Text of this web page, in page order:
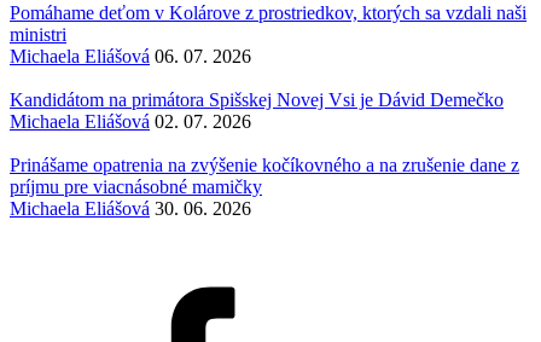
Pomáhame deťom v Kolárove z prostriedkov, ktorých sa vzdali naši
ministri
Michaela Eliášová 06. 07. 2026
Kandidátom na primátora Spišskej Novej Vsi je Dávid Demečko
Michaela Eliášová 02. 07. 2026
Prinášame opatrenia na zvýšenie kočíkovného a na zrušenie dane z
príjmu pre viacnásobné mamičky
Michaela Eliášová 30. 06. 2026